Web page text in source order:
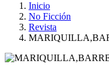
Inicio
No Ficción
Revista